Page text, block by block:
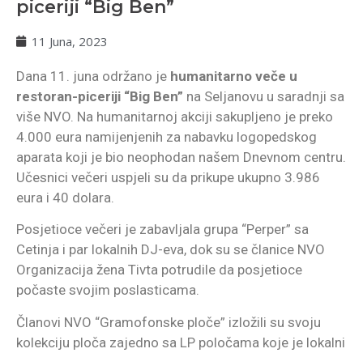
piceriji “Big Ben”
11 Juna, 2023
Dana 11. juna održano je humanitarno veče u
restoran-piceriji “Big Ben” na Seljanovu u saradnji sa
više NVO. Na humanitarnoj akciji sakupljeno je preko
4.000 eura namijenjenih za nabavku logopedskog
aparata koji je bio neophodan našem Dnevnom centru.
Učesnici večeri uspjeli su da prikupe ukupno 3.986
eura i 40 dolara.
Posjetioce večeri je zabavljala grupa “Perper” sa
Cetinja i par lokalnih DJ-eva, dok su se članice NVO
Organizacija žena Tivta potrudile da posjetioce
počaste svojim poslasticama.
Članovi NVO “Gramofonske ploče” izložili su svoju
kolekciju ploča zajedno sa LP poločama koje je lokalni